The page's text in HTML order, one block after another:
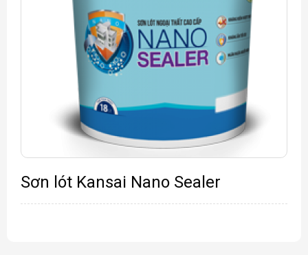
Sơn lót Kansai Nano Sealer